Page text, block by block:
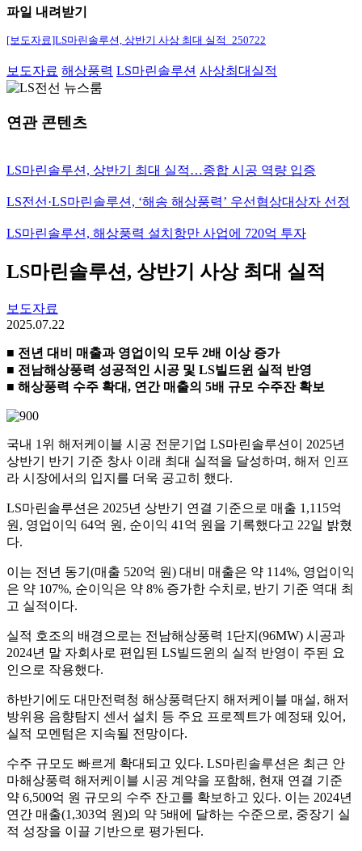
파일 내려받기
[보도자료]LS마린솔루션, 상반기 사상 최대 실적_250722
보도자료 해상풍력 LS마린솔루션 사상최대실적
연관 콘텐츠
LS마린솔루션, 상반기 최대 실적…종합 시공 역량 입증
LS전선·LS마린솔루션, ‘해송 해상풍력’ 우선협상대상자 선정
LS마린솔루션, 해상풍력 설치항만 사업에 720억 투자
LS마린솔루션, 상반기 사상 최대 실적
보도자료
2025.07.22
■ 전년 대비 매출과 영업이익 모두 2배 이상 증가
■ 전남해상풍력 성공적인 시공 및 LS빌드윈 실적 반영
■ 해상풍력 수주 확대, 연간 매출의 5배 규모 수주잔 확보
국내 1위 해저케이블 시공 전문기업 LS마린솔루션이 2025년
상반기 반기 기준 창사 이래 최대 실적을 달성하며, 해저 인프
라 시장에서의 입지를 더욱 공고히 했다.
LS마린솔루션은 2025년 상반기 연결 기준으로 매출 1,115억
원, 영업이익 64억 원, 순이익 41억 원을 기록했다고 22일 밝혔
다.
이는 전년 동기(매출 520억 원) 대비 매출은 약 114%, 영업이익
은 약 107%, 순이익은 약 8% 증가한 수치로, 반기 기준 역대 최
고 실적이다.
실적 호조의 배경으로는 전남해상풍력 1단지(96MW) 시공과
2024년 말 자회사로 편입된 LS빌드윈의 실적 반영이 주된 요
인으로 작용했다.
하반기에도 대만전력청 해상풍력단지 해저케이블 매설, 해저
방위용 음향탐지 센서 설치 등 주요 프로젝트가 예정돼 있어,
실적 모멘텀은 지속될 전망이다.
수주 규모도 빠르게 확대되고 있다. LS마린솔루션은 최근 안
마해상풍력 해저케이블 시공 계약을 포함해, 현재 연결 기준
약 6,500억 원 규모의 수주 잔고를 확보하고 있다. 이는 2024년
연간 매출(1,303억 원)의 약 5배에 달하는 수준으로, 중장기 실
적 성장을 이끌 기반으로 평가된다.